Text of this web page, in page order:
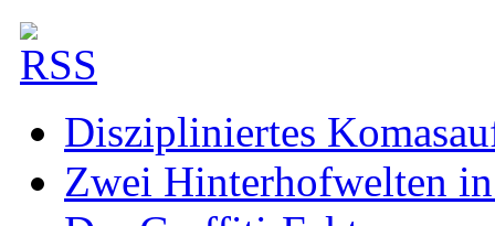
Diszipliniertes
Zwei Hinterhofwelten